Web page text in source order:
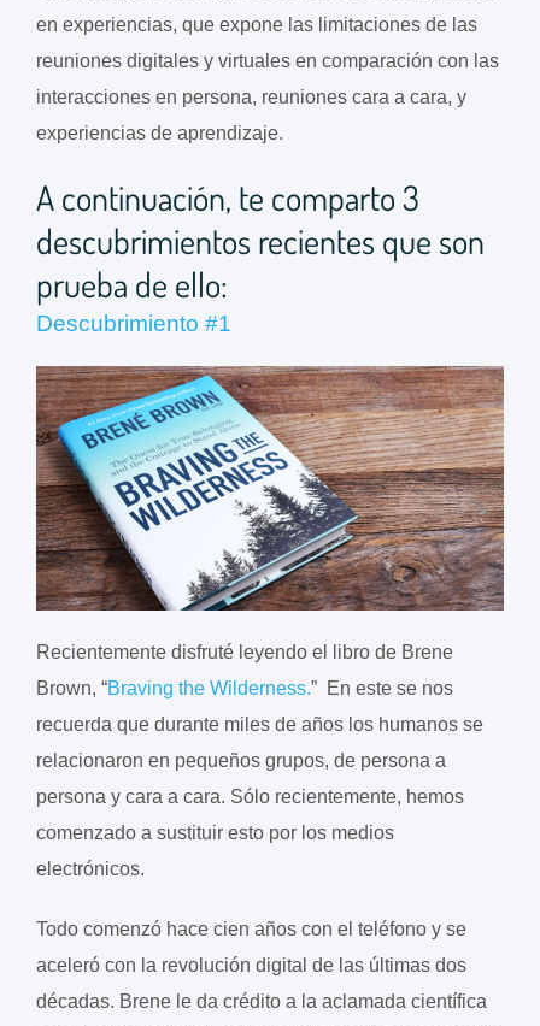
en experiencias, que expone las limitaciones de las
reuniones digitales y virtuales en comparación con las
interacciones en persona, reuniones cara a cara, y
experiencias de aprendizaje.
A continuación, te comparto 3
descubrimientos recientes que son
prueba de ello:
Descubrimiento #1
Recientemente disfruté leyendo el libro de Brene
Brown, “Braving the Wilderness.” En este se nos
recuerda que durante miles de años los humanos se
relacionaron en pequeños grupos, de persona a
persona y cara a cara. Sólo recientemente, hemos
comenzado a sustituir esto por los medios
electrónicos.
Todo comenzó hace cien años con el teléfono y se
aceleró con la revolución digital de las últimas dos
décadas. Brene le da crédito a la aclamada científica